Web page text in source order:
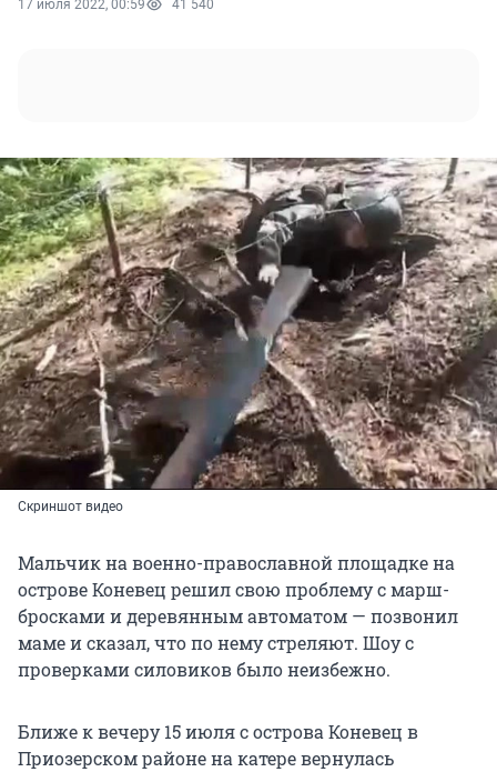
17 июля 2022, 00:59 41 540
Скриншот видео
Мальчик на военно-православной площадке на
острове Коневец решил свою проблему с марш-
бросками и деревянным автоматом — позвонил
маме и сказал, что по нему стреляют. Шоу с
проверками силовиков было неизбежно.
Ближе к вечеру 15 июля с острова Коневец в
Приозерском районе на катере вернулась